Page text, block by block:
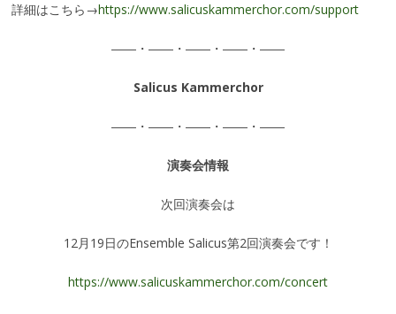
詳細はこちら→https://www.salicuskammerchor.com/support
――・――・――・――・――
Salicus Kammerchor
――・――・――・――・――
演奏会情報
次回演奏会は
12月19日のEnsemble Salicus第2回演奏会です！
https://www.salicuskammerchor.com/concert